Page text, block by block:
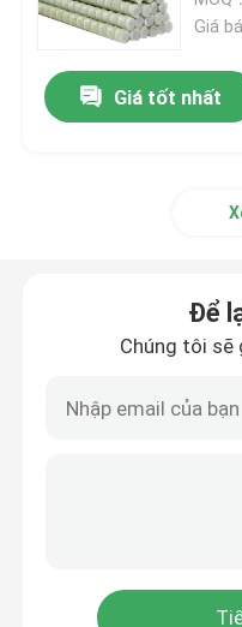
Sản phẩm GRP dây
Cầu chì cắt ra
Giá
Giá tốt nhất
Để
Chúng tôi sẽ